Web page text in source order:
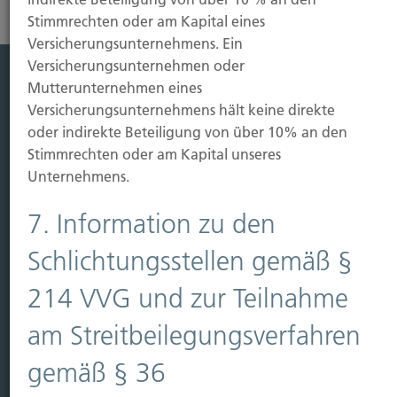
Leistung
Leben
Vorsorgen
Sichern
Immobilien Vers.
Kauf Grundstück
Baubeginn
Baufertigstellung/Hauskauf
Einzug/Vermietung
Schaden
Kontakt
Stimmrechten oder am Kapital eines
Versicherungsunternehmens. Ein
Versicherungsunternehmen oder
Mutterunternehmen eines
Versicherungsunternehmens hält keine direkte
oder indirekte Beteiligung von über 10% an den
Stimmrechten oder am Kapital unseres
Unternehmens.
7. Information zu den
Schlichtungsstellen gemäß §
214 VVG und zur Teilnahme
am Streitbeilegungsverfahren
gemäß § 36